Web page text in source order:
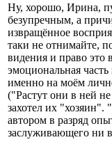
Ну, хорошо, Ирина,
безупречным, а
извращённое
таки не отнимайте,
видения и право это
эмоциональная
именно на моём
("Растут они в ней
захотел их "хозяин".
автором в разряд
заслуживающего ни